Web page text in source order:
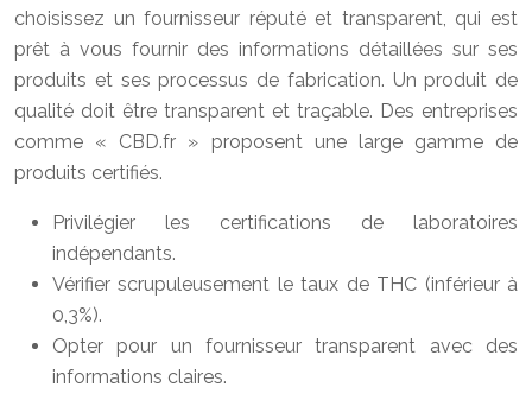
choisissez un fournisseur réputé et transparent, qui est
prêt à vous fournir des informations détaillées sur ses
produits et ses processus de fabrication. Un produit de
qualité doit être transparent et traçable. Des entreprises
comme « CBD.fr » proposent une large gamme de
produits certifiés.
Privilégier les certifications de laboratoires
indépendants.
Vérifier scrupuleusement le taux de THC (inférieur à
0,3%).
Opter pour un fournisseur transparent avec des
informations claires.